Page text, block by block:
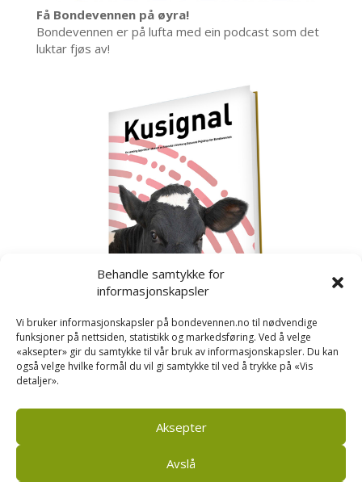
Behandle samtykke for
informasjonskapsler
Vi bruker informasjonskapsler på bondevennen.no til nødvendige
funksjoner på nettsiden, statistikk og markedsføring. Ved å velge
«aksepter» gir du samtykke til vår bruk av informasjonskapsler. Du kan
også velge hvilke formål du vil gi samtykke til ved å trykke på «Vis
detaljer».
Aksepter
Avslå
Få Bondevennen på øyra!
Bondevennen er på lufta med ein podcast som det
luktar fjøs av!
Kusignal